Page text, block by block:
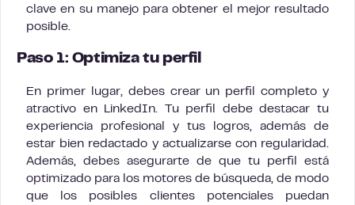
clave en su manejo para obtener el mejor resultado
posible.
Paso 1: Optimiza tu perfil
En primer lugar, debes crear un perfil completo y
atractivo en LinkedIn. Tu perfil debe destacar tu
experiencia profesional y tus logros, además de
estar bien redactado y actualizarse con regularidad.
Además, debes asegurarte de que tu perfil está
optimizado para los motores de búsqueda, de modo
que los posibles clientes potenciales puedan